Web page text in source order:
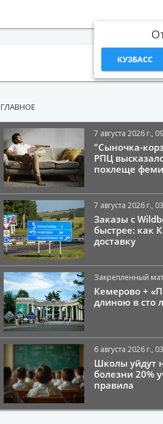
КУЗБАСС
ГЛАВНОЕ
7 августа 2026 г.,
"Сыночка-
РПЦ
похлеще
7 августа 2026 г.,
Заказы с
быстрее: как
доставку
Закрепленный
Кемерово +
длиною в сто
6 августа 2026 г.,
Школы уйдут
болезни 20%
правила